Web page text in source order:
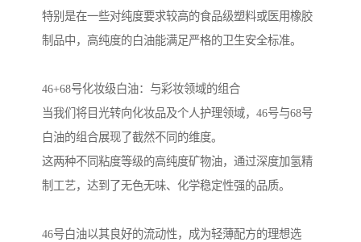
特别是在一些对纯度要求较高的食品级塑料或医用橡胶
制品中，高纯度的白油能满足严格的卫生安全标准。
46+68号化妆级白油：与彩妆领域的组合
当我们将目光转向化妆品及个人护理领域，46号与68号
白油的组合展现了截然不同的维度。
这两种不同粘度等级的高纯度矿物油，通过深度加氢精
制工艺，达到了无色无味、化学稳定性强的品质。
46号白油以其良好的流动性，成为轻薄配方的理想选